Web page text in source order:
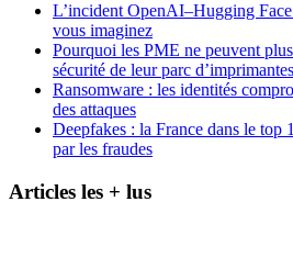
L’incident OpenAI–Hugging
vous imaginez
Pourquoi les PME ne peuvent
sécurité de leur parc d’imprimantes
Ransomware : les identités
des attaques
Deepfakes : la France dans le top
par les fraudes
Articles les + lus